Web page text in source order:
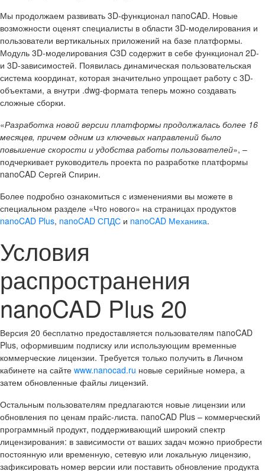
Мы продолжаем развивать 3D-функционал nanoCAD. Новые
возможности оценят специалисты в области 3D-моделирования и
пользователи вертикальных приложений на базе платформы.
Модуль 3D-моделирования C3D содержит в себе функционал 2D-
и 3D-зависимостей. Появилась динамическая пользовательская
система координат, которая значительно упрощает работу с 3D-
объектами, а внутри .dwg-формата теперь можно создавать
сложные сборки.
«Разработка новой версии платформы продолжалась более 16
месяцев, причем одним из ключевых направлений было
повышение скорости и удобства работы пользователей», –
подчеркивает руководитель проекта по разработке платформы
nanoCAD Сергей Спирин.
Более подробно ознакомиться с изменениями вы можете в
специальном разделе «Что нового» на страницах продуктов
nanoCAD Plus, nanoCAD СПДС и nanoCAD Механика.
Условия
распространения
nanoCAD Plus 20
Версия 20 бесплатно предоставляется пользователям nanoCAD
Plus, оформившим подписку или использующим временные
коммерческие лицензии. Требуется только получить в Личном
кабинете на сайте www.nanocad.ru новые серийные номера, а
затем обновленные файлы лицензий.
Остальным пользователям предлагаются новые лицензии или
обновления по ценам прайс-листа. nanoCAD Plus – коммерческий
программный продукт, поддерживающий широкий спектр
лицензирования: в зависимости от ваших задач можно приобрести
постоянную или временную, сетевую или локальную лицензию,
зафиксировать номер версии или поставить обновление продукта